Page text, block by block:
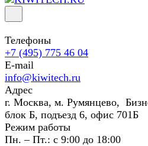
Телефоны
+7 (495) 775 46 04
E-mail
info@kiwitech.ru
Адрес
г. Москва, м. Румянцево,
блок Б, подъезд 6, офис 701Б
Режим работы
Пн. – Пт.: с 9:00 до 18:00